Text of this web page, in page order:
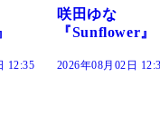
』
12:30
藤水咲桜『花
だまり』
2026年08月02日